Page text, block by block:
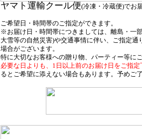
ヤマト運輸クール便(冷凍・冷蔵便)でお
ご希望日・時間帯のご指定ができます。
※お届け日・時間帯につきましては、離島・一
大雪等の自然災害)や交通事情に伴い、ご指定通
場合がございます。
特に大切なお客様への贈り物、パーティー等に
必要な日よりも、1日以上前のお届け日をご指定
るとご希望に添えない場合もあります。予めご了